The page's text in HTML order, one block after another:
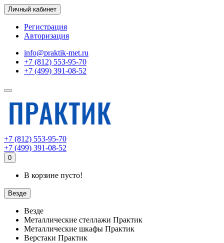
Личный кабинет
Регистрация
Авторизация
info@praktik-met.ru
+7 (812) 553-95-70
+7 (499) 391-08-52
+7 (812) 553-95-70
+7 (499) 391-08-52
0
В корзине пусто!
Везде
Везде
Металлические стеллажи Практик
Металлические шкафы Практик
Верстаки Практик